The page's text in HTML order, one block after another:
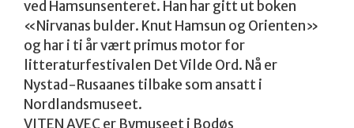
ved Hamsunsenteret. Han har gitt ut boken
«Nirvanas bulder. Knut Hamsun og Orienten»
og har i ti år vært primus motor for
litteraturfestivalen Det Vilde Ord. Nå er
Nystad-Rusaanes tilbake som ansatt i
Nordlandsmuseet.
VITEN AVEC er Bymuseet i Bodøs